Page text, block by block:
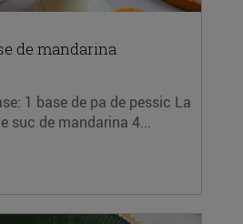
de mandarina
1 base de pa de pessic La
suc de mandarina 4...